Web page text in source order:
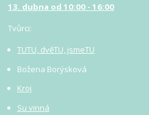
13. dubna od 10:00 - 16:00
Tvůrci:
TUTU, dvěTU, jsmeTU
Božena Borýsková
Kroj
Su vinná